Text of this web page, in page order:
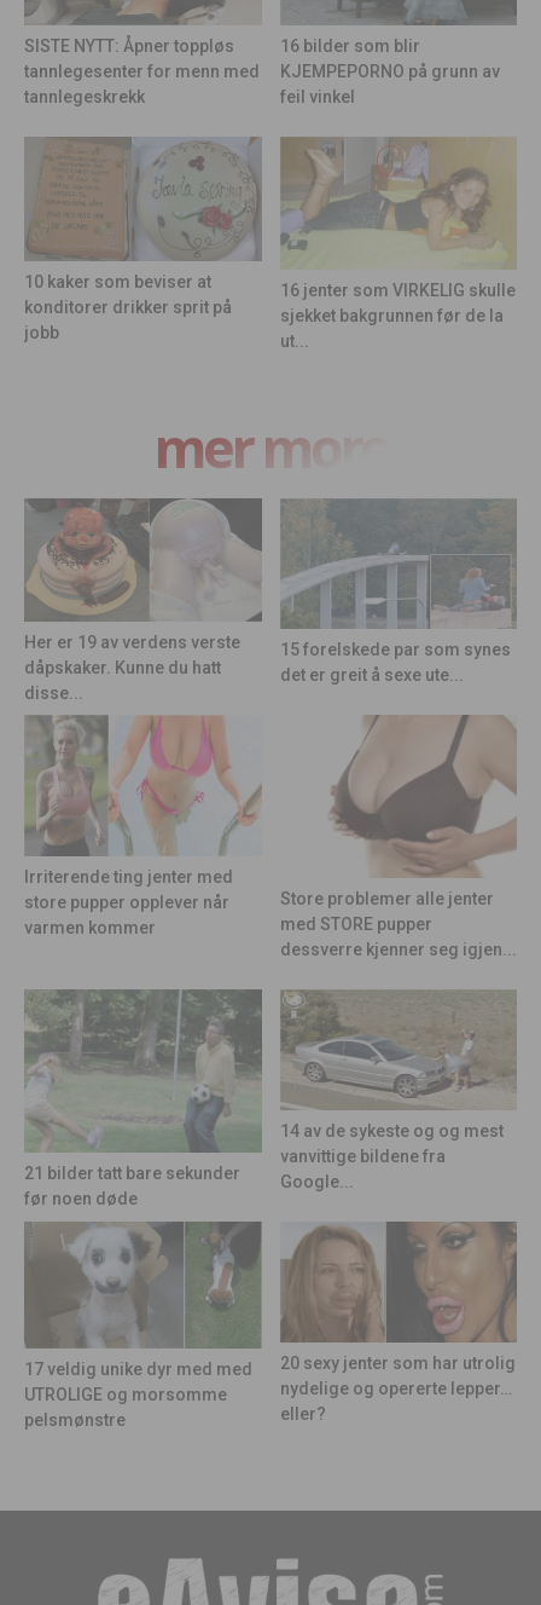
SISTE NYTT: Åpner toppløs
tannlegesenter for menn med
tannlegeskrekk
16 bilder som blir
KJEMPEPORNO på grunn av
feil vinkel
10 kaker som beviser at
konditorer drikker sprit på
jobb
16 jenter som VIRKELIG skulle
sjekket bakgrunnen før de la
ut...
mer moro
Her er 19 av verdens verste
dåpskaker. Kunne du hatt
disse...
15 forelskede par som synes
det er greit å sexe ute...
Irriterende ting jenter med
store pupper opplever når
varmen kommer
Store problemer alle jenter
med STORE pupper
dessverre kjenner seg igjen...
21 bilder tatt bare sekunder
før noen døde
14 av de sykeste og og mest
vanvittige bildene fra
Google...
17 veldig unike dyr med med
UTROLIGE og morsomme
pelsmønstre
20 sexy jenter som har utrolig
nydelige og opererte lepper…
eller?